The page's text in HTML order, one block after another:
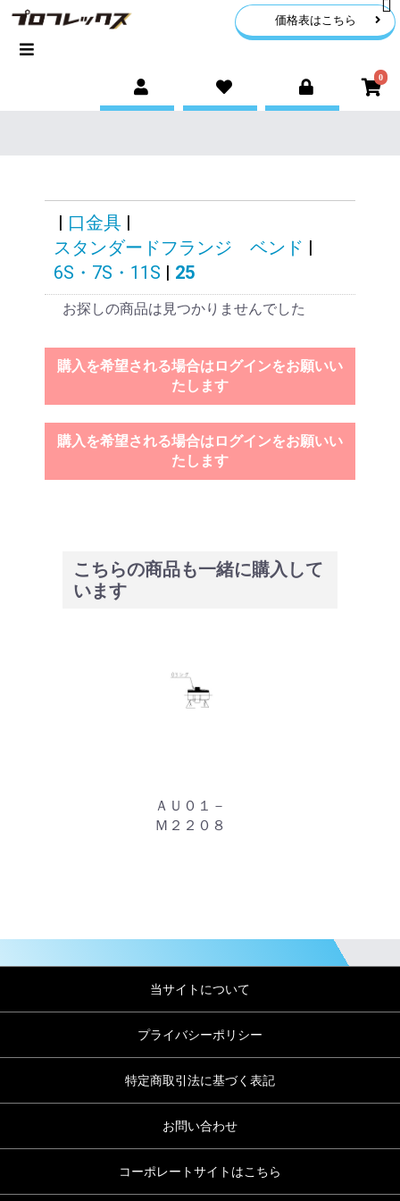
価格表はこちら
0
| 口金具 |
スタンダードフランジ ベンド |
6S・7S・11S | 25
お探しの商品は見つかりませんでした
購入を希望される場合はログインをお願いい
たします
購入を希望される場合はログインをお願いい
たします
こちらの商品も一緒に購入して
います
ＡＵ０１－
Ｍ２２０８
当サイトについて
プライバシーポリシー
特定商取引法に基づく表記
お問い合わせ
コーポレートサイトはこちら